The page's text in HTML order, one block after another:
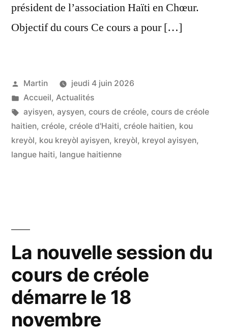
président de l’association Haïti en Chœur.
Objectif du cours Ce cours a pour […]
Publié
par
Martin
jeudi 4 juin 2026
Publié
dans
Accueil, Actualités
Étiquettes :
ayisyen, aysyen, cours de créole, cours de créole
haitien, créole, créole d'Haiti, créole haitien, kou
kreyòl, kou kreyòl ayisyen, kreyòl, kreyol ayisyen,
langue haiti, langue haitienne
La nouvelle session du
cours de créole
démarre le 18
novembre